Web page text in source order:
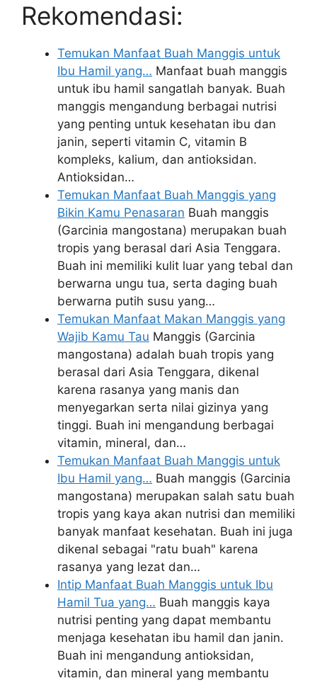
Rekomendasi:
Temukan Manfaat Buah Manggis untuk
Ibu Hamil yang… Manfaat buah manggis
untuk ibu hamil sangatlah banyak. Buah
manggis mengandung berbagai nutrisi
yang penting untuk kesehatan ibu dan
janin, seperti vitamin C, vitamin B
kompleks, kalium, dan antioksidan.
Antioksidan…
Temukan Manfaat Buah Manggis yang
Bikin Kamu Penasaran Buah manggis
(Garcinia mangostana) merupakan buah
tropis yang berasal dari Asia Tenggara.
Buah ini memiliki kulit luar yang tebal dan
berwarna ungu tua, serta daging buah
berwarna putih susu yang…
Temukan Manfaat Makan Manggis yang
Wajib Kamu Tau Manggis (Garcinia
mangostana) adalah buah tropis yang
berasal dari Asia Tenggara, dikenal
karena rasanya yang manis dan
menyegarkan serta nilai gizinya yang
tinggi. Buah ini mengandung berbagai
vitamin, mineral, dan…
Temukan Manfaat Buah Manggis untuk
Ibu Hamil yang… Buah manggis (Garcinia
mangostana) merupakan salah satu buah
tropis yang kaya akan nutrisi dan memiliki
banyak manfaat kesehatan. Buah ini juga
dikenal sebagai "ratu buah" karena
rasanya yang lezat dan…
Intip Manfaat Buah Manggis untuk Ibu
Hamil Tua yang… Buah manggis kaya
nutrisi penting yang dapat membantu
menjaga kesehatan ibu hamil dan janin.
Buah ini mengandung antioksidan,
vitamin, dan mineral yang membantu